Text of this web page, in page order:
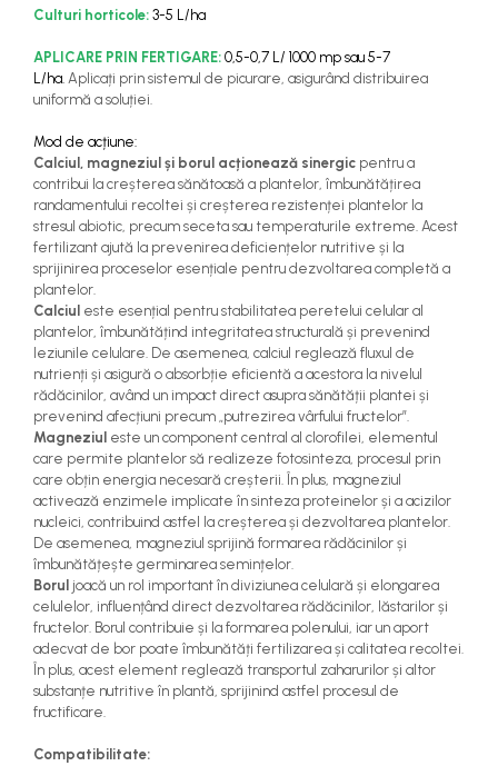
Culturi horticole: 3-5 L/ha
APLICARE PRIN FERTIGARE: 0,5-0,7 L/ 1000 mp sau 5-7
L/ha. Aplicați prin sistemul de picurare, asigurând distribuirea
uniformă a soluției.
Mod de acțiune:
Calciul, magneziul și borul acționează sinergic pentru a
contribui la creșterea sănătoasă a plantelor, îmbunătățirea
randamentului recoltei și creșterea rezistenței plantelor la
stresul abiotic, precum seceta sau temperaturile extreme. Acest
fertilizant ajută la prevenirea deficiențelor nutritive și la
sprijinirea proceselor esențiale pentru dezvoltarea completă a
plantelor.
Calciul este esențial pentru stabilitatea peretelui celular al
plantelor, îmbunătățind integritatea structurală și prevenind
leziunile celulare. De asemenea, calciul reglează fluxul de
nutrienți și asigură o absorbție eficientă a acestora la nivelul
rădăcinilor, având un impact direct asupra sănătății plantei și
prevenind afecțiuni precum „putrezirea vârfului fructelor”.
Magneziul este un component central al clorofilei, elementul
care permite plantelor să realizeze fotosinteza, procesul prin
care obțin energia necesară creșterii. În plus, magneziul
activează enzimele implicate în sinteza proteinelor și a acizilor
nucleici, contribuind astfel la creșterea și dezvoltarea plantelor.
De asemenea, magneziul sprijină formarea rădăcinilor și
îmbunătățește germinarea semințelor.
Borul joacă un rol important în diviziunea celulară și elongarea
celulelor, influențând direct dezvoltarea rădăcinilor, lăstarilor și
fructelor. Borul contribuie și la formarea polenului, iar un aport
adecvat de bor poate îmbunătăți fertilizarea și calitatea recoltei.
În plus, acest element reglează transportul zaharurilor și altor
substanțe nutritive în plantă, sprijinind astfel procesul de
fructificare.
Compatibilitate: